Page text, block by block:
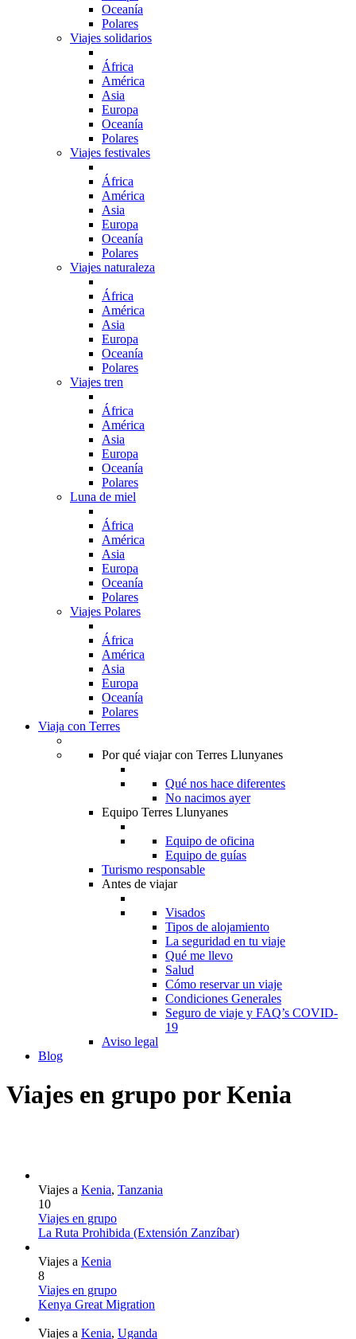
Oceanía
Polares
Viajes solidarios
África
América
Asia
Europa
Oceanía
Polares
Viajes festivales
África
América
Asia
Europa
Oceanía
Polares
Viajes naturaleza
África
América
Asia
Europa
Oceanía
Polares
Viajes tren
África
América
Asia
Europa
Oceanía
Polares
Luna de miel
África
América
Asia
Europa
Oceanía
Polares
Viajes Polares
África
América
Asia
Europa
Oceanía
Polares
Viaja con Terres
Por qué viajar con Terres Llunyanes
Qué nos hace diferentes
No nacimos ayer
Equipo Terres Llunyanes
Equipo de oficina
Equipo de guías
Turismo responsable
Antes de viajar
Visados
Tipos de alojamiento
La seguridad en tu viaje
Qué me llevo
Salud
Cómo reservar un viaje
Condiciones Generales
Seguro de viaje y FAQ’s COVID-
19
Aviso legal
Blog
Viajes en grupo por Kenia
Viajes a Kenia, Tanzania
10
Viajes en grupo
La Ruta Prohibida (Extensión Zanzíbar)
Viajes a Kenia
8
Viajes en grupo
Kenya Great Migration
Viajes a Kenia, Uganda